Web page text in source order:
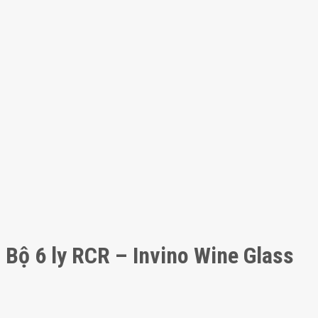
Bộ 6 ly RCR – Invino Wine Glass